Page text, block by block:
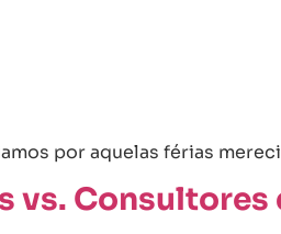
por aquelas férias
vs. Consultores